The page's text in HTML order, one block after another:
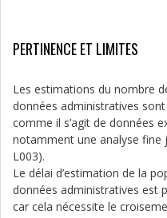
PERTINENCE ET LIMITES
Les estimations du nombre
données administratives
comme il s’agit de données
notamment une analyse fine
L003).
Le délai d’estimation de la
données administratives est
car cela nécessite le